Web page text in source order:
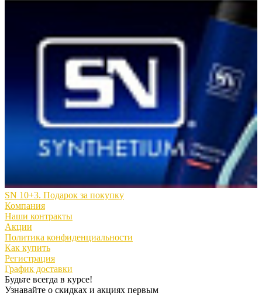
SN 10+3. Подарок за покупку
Компания
Наши контракты
Акции
Политика конфиденциальности
Как купить
Регистрация
График доставки
Будьте всегда в курсе!
Узнавайте о скидках и акциях первым